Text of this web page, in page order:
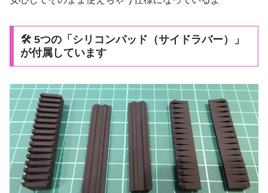
🛠️ 5つの「シリコンパッド（サイドラバー）」
が付属しています